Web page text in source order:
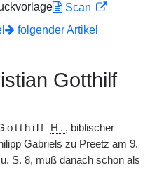
Scan
folgender Artikel
Gotthilf
H. , biblischer
Gabriels zu Preetz am 9.
S. 8, muß danach schon als